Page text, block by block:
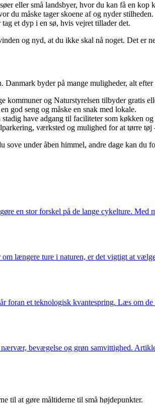
eller små landsbyer, hvor du kan få en kop
du måske tager skoene af og nyder stilheden.
et dyp i en sø, hvis vejret tillader det.
og nyd, at du ikke skal nå noget. Det er
Danmark byder på mange muligheder, alt
kommuner og Naturstyrelsen tilbyder gratis
god seng og måske en snak med lokale.
have adgang til faciliteter som køkken og
værksted og mulighed for at tørre
under åben himmel, andre dage kan du
en stor forskel på de lange cykelture.
længere ture i naturen, er det vigtigt at
foran et teknologisk kvantespring. Læs om
bevægelse og grøn samvittighed.
til at gøre måltiderne til små højdepunkter.